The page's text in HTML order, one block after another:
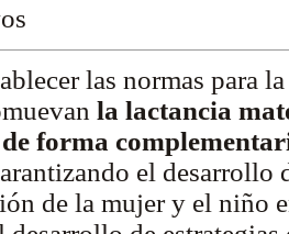
las normas para
la lactancia
forma
el desarrollo
de la mujer y el niño